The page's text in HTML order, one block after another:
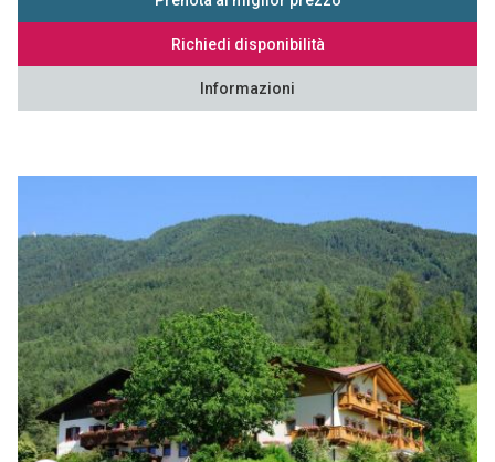
Richiedi disponibilità
Informazioni